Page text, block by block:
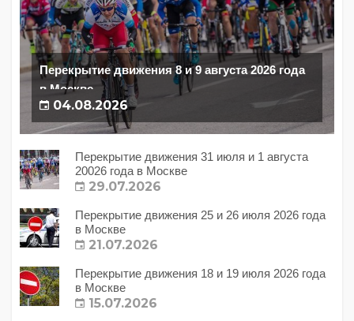
Перекрытие движения 8 и 9 августа 2026 года
в Москве
04.08.2026
Перекрытие движения 31 июля и 1 августа
20026 года в Москве
29.07.2026
Перекрытие движения 25 и 26 июля 2026 года
в Москве
21.07.2026
Перекрытие движения 18 и 19 июля 2026 года
в Москве
15.07.2026